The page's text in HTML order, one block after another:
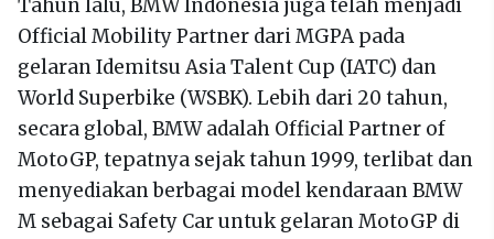
Tahun lalu, BMW Indonesia juga telah menjadi
Official Mobility Partner dari MGPA pada
gelaran Idemitsu Asia Talent Cup (IATC) dan
World Superbike (WSBK). Lebih dari 20 tahun,
secara global, BMW adalah Official Partner of
MotoGP, tepatnya sejak tahun 1999, terlibat dan
menyediakan berbagai model kendaraan BMW
M sebagai Safety Car untuk gelaran MotoGP di